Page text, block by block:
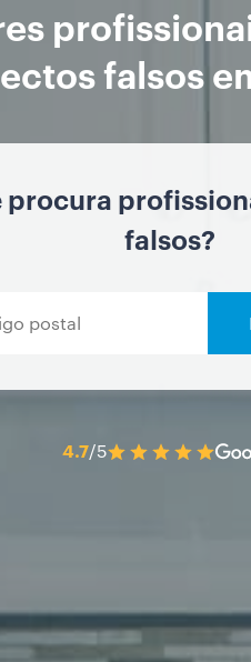
falsos
procura
falsos?
4.7/5